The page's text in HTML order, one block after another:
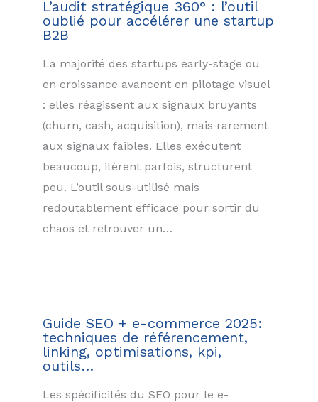
L’audit stratégique 360° : l’outil
oublié pour accélérer une startup
B2B
La majorité des startups early-stage ou
en croissance avancent en pilotage visuel
: elles réagissent aux signaux bruyants
(churn, cash, acquisition), mais rarement
aux signaux faibles. Elles exécutent
beaucoup, itèrent parfois, structurent
peu. L’outil sous-utilisé mais
redoutablement efficace pour sortir du
chaos et retrouver un…
Guide SEO + e-commerce 2025:
techniques de référencement,
linking, optimisations, kpi,
outils…
Les spécificités du SEO pour le e-